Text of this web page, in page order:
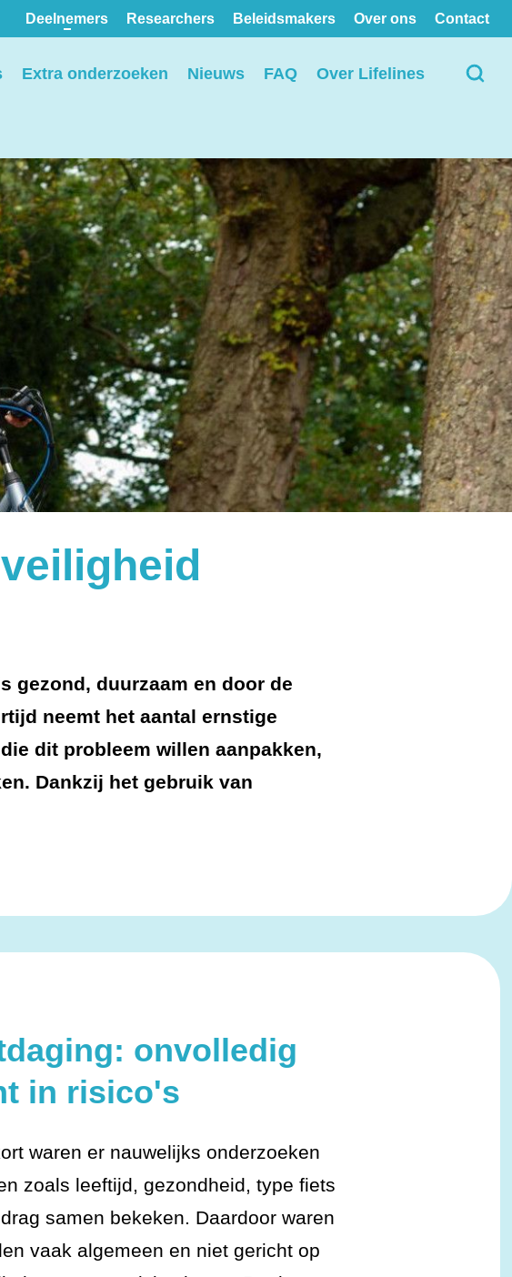
Deelnemers Researchers Beleidsmakers Over ons Contact
Bekijk alle locaties op de
kaart
Extra onderzoeken Nieuws FAQ Over Lifelines
gezond, duurzaam en door de
neemt het aantal ernstige
dit probleem willen aanpakken,
Dankzij het gebruik van
onvolledig
in risico's
waren er nauwelijks onderzoeken
zoals leeftijd, gezondheid, type fiets
samen bekeken. Daardoor waren
vaak algemeen en niet gericht op